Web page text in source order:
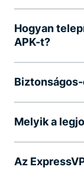
Hogyan
APK-t?
Melyik a
Az